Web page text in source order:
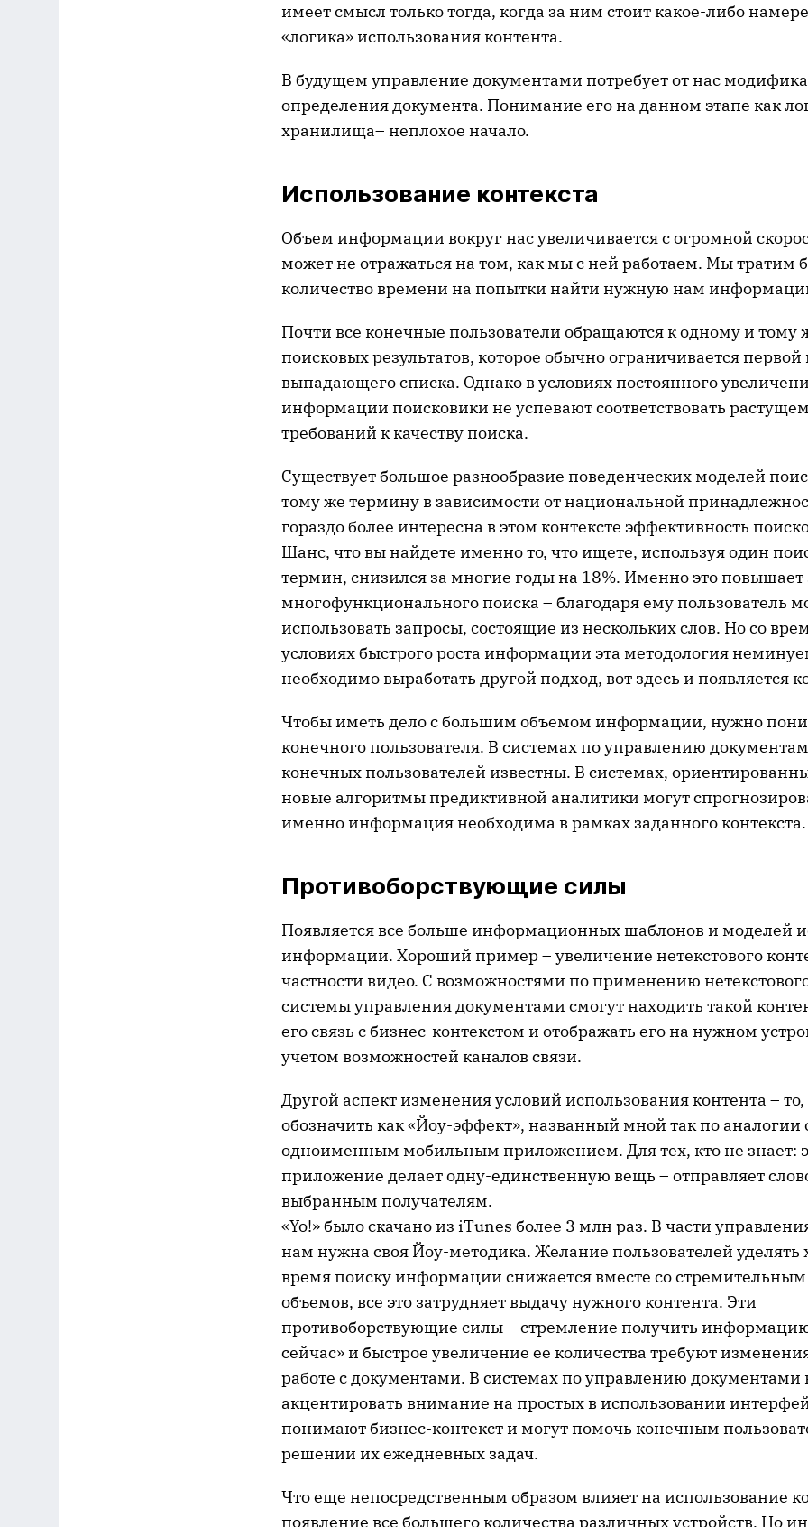
имеет смысл только тогда, когда за ним стоит какое-либо
«логика» использования контента.
В будущем управление документами потребует от нас
определения документа. Понимание его на данном этапе как
хранилища– неплохое начало.
Использование контекста
Объем информации вокруг нас увеличивается с огромной
может не отражаться на том, как мы с ней работаем. Мы тратим
количество времени на попытки найти нужную нам
Почти все конечные пользователи обращаются к одному и тому
поисковых результатов, которое обычно ограничивается
выпадающего списка. Однако в условиях постоянного
информации поисковики не успевают соответствовать
требований к качеству поиска.
Существует большое разнообразие поведенческих моделей
тому же термину в зависимости от национальной
гораздо более интересна в этом контексте эффективность
Шанс, что вы найдете именно то, что ищете, используя один
термин, снизился за многие годы на 18%. Именно это повышает
многофункционального поиска – благодаря ему пользователь
использовать запросы, состоящие из нескольких слов. Но со
условиях быстрого роста информации эта методология
необходимо выработать другой подход, вот здесь и появляется
Чтобы иметь дело с большим объемом информации, нужно
конечного пользователя. В системах по управлению
конечных пользователей известны. В системах,
новые алгоритмы предиктивной аналитики могут
именно информация необходима в рамках заданного контекста.
Противоборствующие силы
Появляется все больше информационных шаблонов и моделей
информации. Хороший пример – увеличение нетекстового
частности видео. С возможностями по применению
системы управления документами смогут находить такой
его связь с бизнес-контекстом и отображать его на нужном
учетом возможностей каналов связи.
Другой аспект изменения условий использования контента –
обозначить как «Йоу-эффект», названный мной так по аналогии
одноименным мобильным приложением. Для тех, кто не знает:
приложение делает одну-единственную вещь – отправляет
выбранным получателям.
«Yo!» было скачано из iTunes более 3 млн раз. В части
нам нужна своя Йоу-методика. Желание пользователей уделять
время поиску информации снижается вместе со стремительным
объемов, все это затрудняет выдачу нужного контента. Эти
противоборствующие cилы – стремление получить
сейчас» и быстрое увеличение ее количества требуют
работе с документами. В системах по управлению документами
акцентировать внимание на простых в использовании
понимают бизнес-контекст и могут помочь конечным
решении их ежедневных задач.
Что еще непосредственным образом влияет на использование
появление все большего количества различных устройств. Но